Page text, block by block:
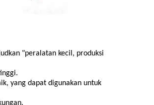
"peralatan kecil, produksi
yang dapat digunakan untuk